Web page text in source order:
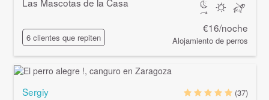
6 clientes que repiten
€16/noche
Alojamiento de perros
Sergiy
(37)